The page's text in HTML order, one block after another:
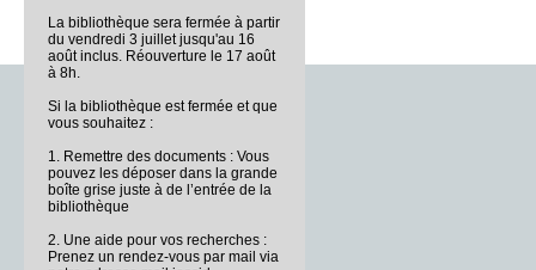
La bibliothèque sera fermée à partir
du vendredi 3 juillet jusqu'au 16
août inclus. Réouverture le 17 août
à 8h.
Si la bibliothèque est fermée et que
vous souhaitez :
1. Remettre des documents : Vous
pouvez les déposer dans la grande
boîte grise juste à de l’entrée de la
bibliothèque
2. Une aide pour vos recherches :
Prenez un rendez-vous par mail via